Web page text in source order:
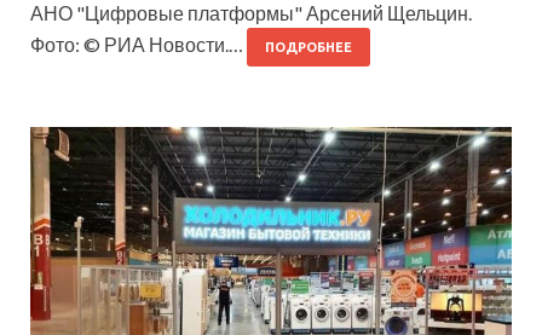
АНО "Цифровые платформы" Арсений Щельцин.
Фото: © РИА Новости.…
ПОДРОБНЕЕ